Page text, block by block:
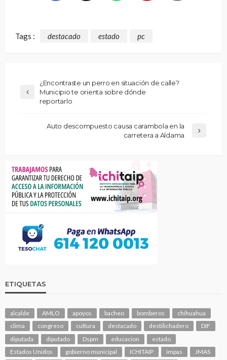
Tags : destacado estado pc
¿Encontraste un perro en situación de calle?
Municipio te orienta sobre dónde
reportarlo
Auto descompuesto causa carambola en la
carretera a Aldama
ETIQUETAS
alcalde AMLO apoyos bacheo bomberos
chihuahua
clima
congreso cultura destacado destilichadero
DIF
diputada
diputado Dspm educacion
estado
Estados Unidos
gobierno municipal ICHITAIP impas
JMAS